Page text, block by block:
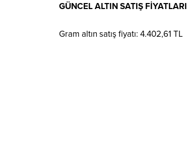
GÜNCEL ALTIN SATIŞ FİYATLARI
Gram altın satış fiyatı: 4.402,61 TL